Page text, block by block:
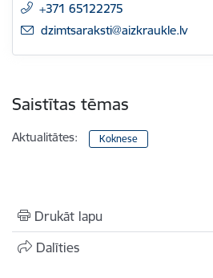
+371 65122275
E-pasts:
dzimtsaraksti@aizkraukle.lv
Saistītas tēmas
Aktualitātes: Koknese
Drukāt lapu
Dalīties